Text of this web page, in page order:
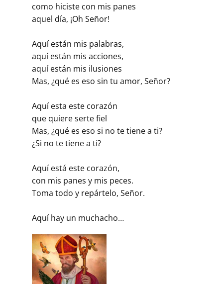
como hiciste con mis panes
aquel día, ¡Oh Señor!
Aquí están mis palabras,
aquí están mis acciones,
aquí están mis ilusiones
Mas, ¿qué es eso sin tu amor, Señor?
Aquí esta este corazón
que quiere serte fiel
Mas, ¿qué es eso si no te tiene a ti?
¿Si no te tiene a ti?
Aquí está este corazón,
con mis panes y mis peces.
Toma todo y repártelo, Señor.
Aquí hay un muchacho…